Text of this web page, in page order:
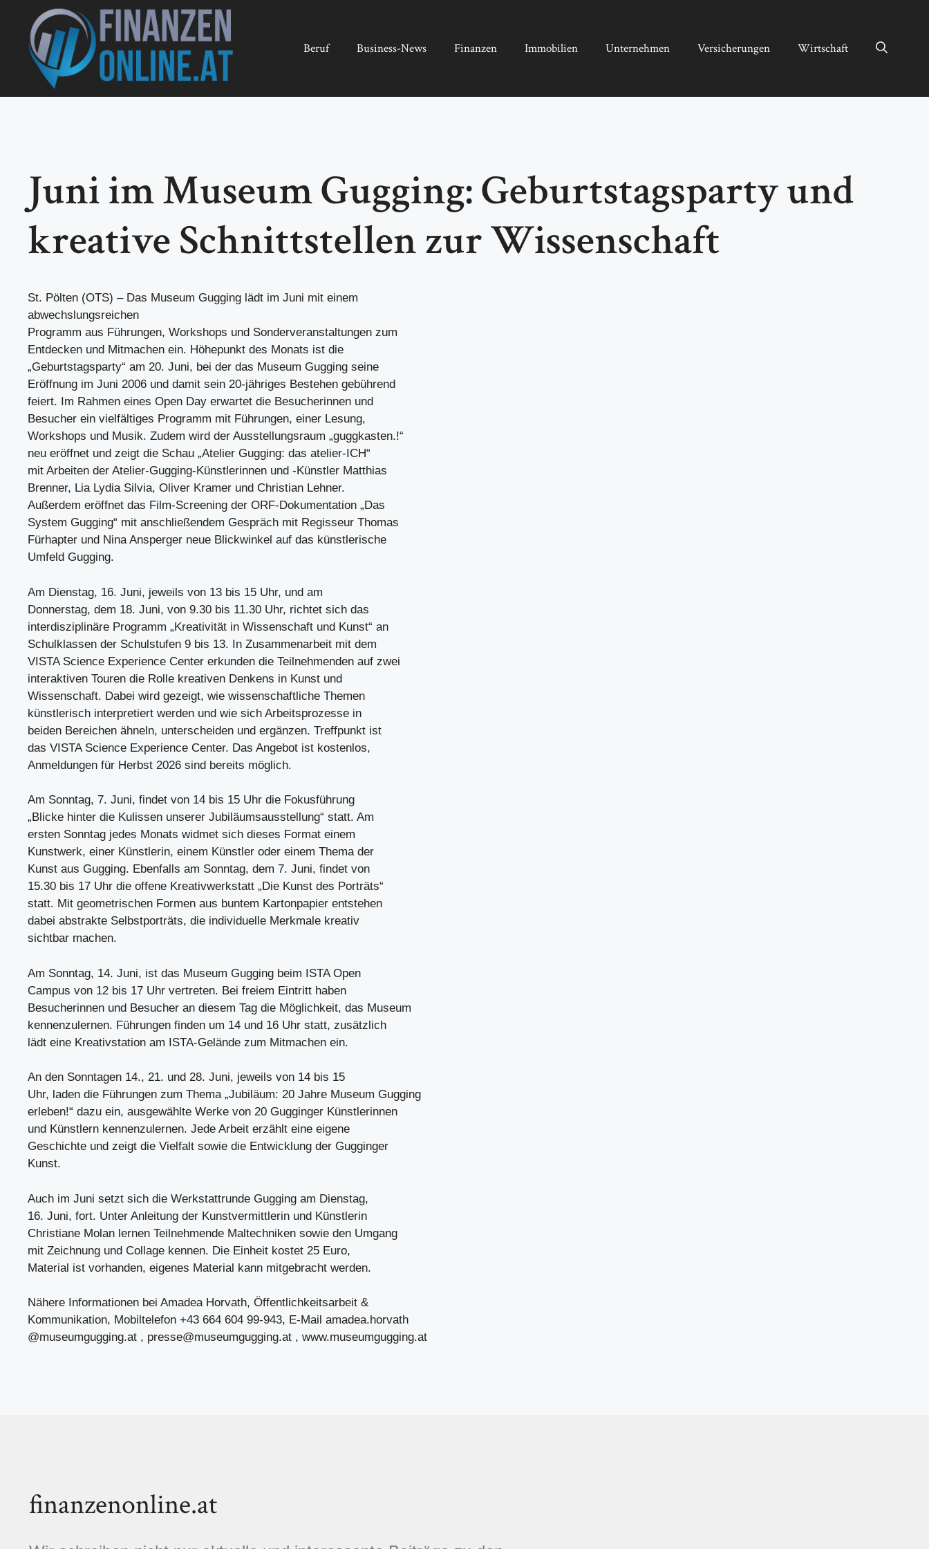
springen
Beruf Business-News Finanzen Immobilien Unternehmen Versicherungen Wirtschaft
Juni im Museum Gugging: Geburtstagsparty und
kreative Schnittstellen zur Wissenschaft
St. Pölten (OTS) – Das Museum Gugging lädt im Juni mit einem
abwechslungsreichen
Programm aus Führungen, Workshops und Sonderveranstaltungen zum
Entdecken und Mitmachen ein. Höhepunkt des Monats ist die
„Geburtstagsparty“ am 20. Juni, bei der das Museum Gugging seine
Eröffnung im Juni 2006 und damit sein 20-jähriges Bestehen gebührend
feiert. Im Rahmen eines Open Day erwartet die Besucherinnen und
Besucher ein vielfältiges Programm mit Führungen, einer Lesung,
Workshops und Musik. Zudem wird der Ausstellungsraum „guggkasten.!“
neu eröffnet und zeigt die Schau „Atelier Gugging: das atelier-ICH“
mit Arbeiten der Atelier-Gugging-Künstlerinnen und -Künstler Matthias
Brenner, Lia Lydia Silvia, Oliver Kramer und Christian Lehner.
Außerdem eröffnet das Film-Screening der ORF-Dokumentation „Das
System Gugging“ mit anschließendem Gespräch mit Regisseur Thomas
Fürhapter und Nina Ansperger neue Blickwinkel auf das künstlerische
Umfeld Gugging.
Am Dienstag, 16. Juni, jeweils von 13 bis 15 Uhr, und am
Donnerstag, dem 18. Juni, von 9.30 bis 11.30 Uhr, richtet sich das
interdisziplinäre Programm „Kreativität in Wissenschaft und Kunst“ an
Schulklassen der Schulstufen 9 bis 13. In Zusammenarbeit mit dem
VISTA Science Experience Center erkunden die Teilnehmenden auf zwei
interaktiven Touren die Rolle kreativen Denkens in Kunst und
Wissenschaft. Dabei wird gezeigt, wie wissenschaftliche Themen
künstlerisch interpretiert werden und wie sich Arbeitsprozesse in
beiden Bereichen ähneln, unterscheiden und ergänzen. Treffpunkt ist
das VISTA Science Experience Center. Das Angebot ist kostenlos,
Anmeldungen für Herbst 2026 sind bereits möglich.
Am Sonntag, 7. Juni, findet von 14 bis 15 Uhr die Fokusführung
„Blicke hinter die Kulissen unserer Jubiläumsausstellung“ statt. Am
ersten Sonntag jedes Monats widmet sich dieses Format einem
Kunstwerk, einer Künstlerin, einem Künstler oder einem Thema der
Kunst aus Gugging. Ebenfalls am Sonntag, dem 7. Juni, findet von
15.30 bis 17 Uhr die offene Kreativwerkstatt „Die Kunst des Porträts“
statt. Mit geometrischen Formen aus buntem Kartonpapier entstehen
dabei abstrakte Selbstporträts, die individuelle Merkmale kreativ
sichtbar machen.
Am Sonntag, 14. Juni, ist das Museum Gugging beim ISTA Open
Campus von 12 bis 17 Uhr vertreten. Bei freiem Eintritt haben
Besucherinnen und Besucher an diesem Tag die Möglichkeit, das Museum
kennenzulernen. Führungen finden um 14 und 16 Uhr statt, zusätzlich
lädt eine Kreativstation am ISTA-Gelände zum Mitmachen ein.
An den Sonntagen 14., 21. und 28. Juni, jeweils von 14 bis 15
Uhr, laden die Führungen zum Thema „Jubiläum: 20 Jahre Museum Gugging
erleben!“ dazu ein, ausgewählte Werke von 20 Gugginger Künstlerinnen
und Künstlern kennenzulernen. Jede Arbeit erzählt eine eigene
Geschichte und zeigt die Vielfalt sowie die Entwicklung der Gugginger
Kunst.
Auch im Juni setzt sich die Werkstattrunde Gugging am Dienstag,
16. Juni, fort. Unter Anleitung der Kunstvermittlerin und Künstlerin
Christiane Molan lernen Teilnehmende Maltechniken sowie den Umgang
mit Zeichnung und Collage kennen. Die Einheit kostet 25 Euro,
Material ist vorhanden, eigenes Material kann mitgebracht werden.
Nähere Informationen bei Amadea Horvath, Öffentlichkeitsarbeit &
Kommunikation, Mobiltelefon +43 664 604 99-943, E-Mail amadea.horvath
@museumgugging.at , presse@museumgugging.at , www.museumgugging.at
finanzenonline.at